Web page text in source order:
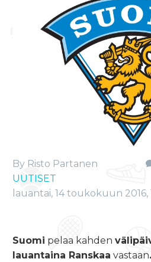
By Risto Partanen
UUTISET
lauantai, 14 toukokuun 2016,
Suomi pelaa kahden
lauantaina Ranskaa vastaan